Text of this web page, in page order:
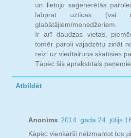
un lietoju saģenerētās
labprāt uzticas (vai
glabātājiem/menedžeriem.
Ir arī daudzas vietas,
tomēr paroli vajadzētu zināt
reizi uz viedtālruņa skatīsies
Tāpēc šis aprakstītais
Atbildēt
Anonīms 2014. gada 24. jūlijs
Kāpēc vienkārši neizmantot tos